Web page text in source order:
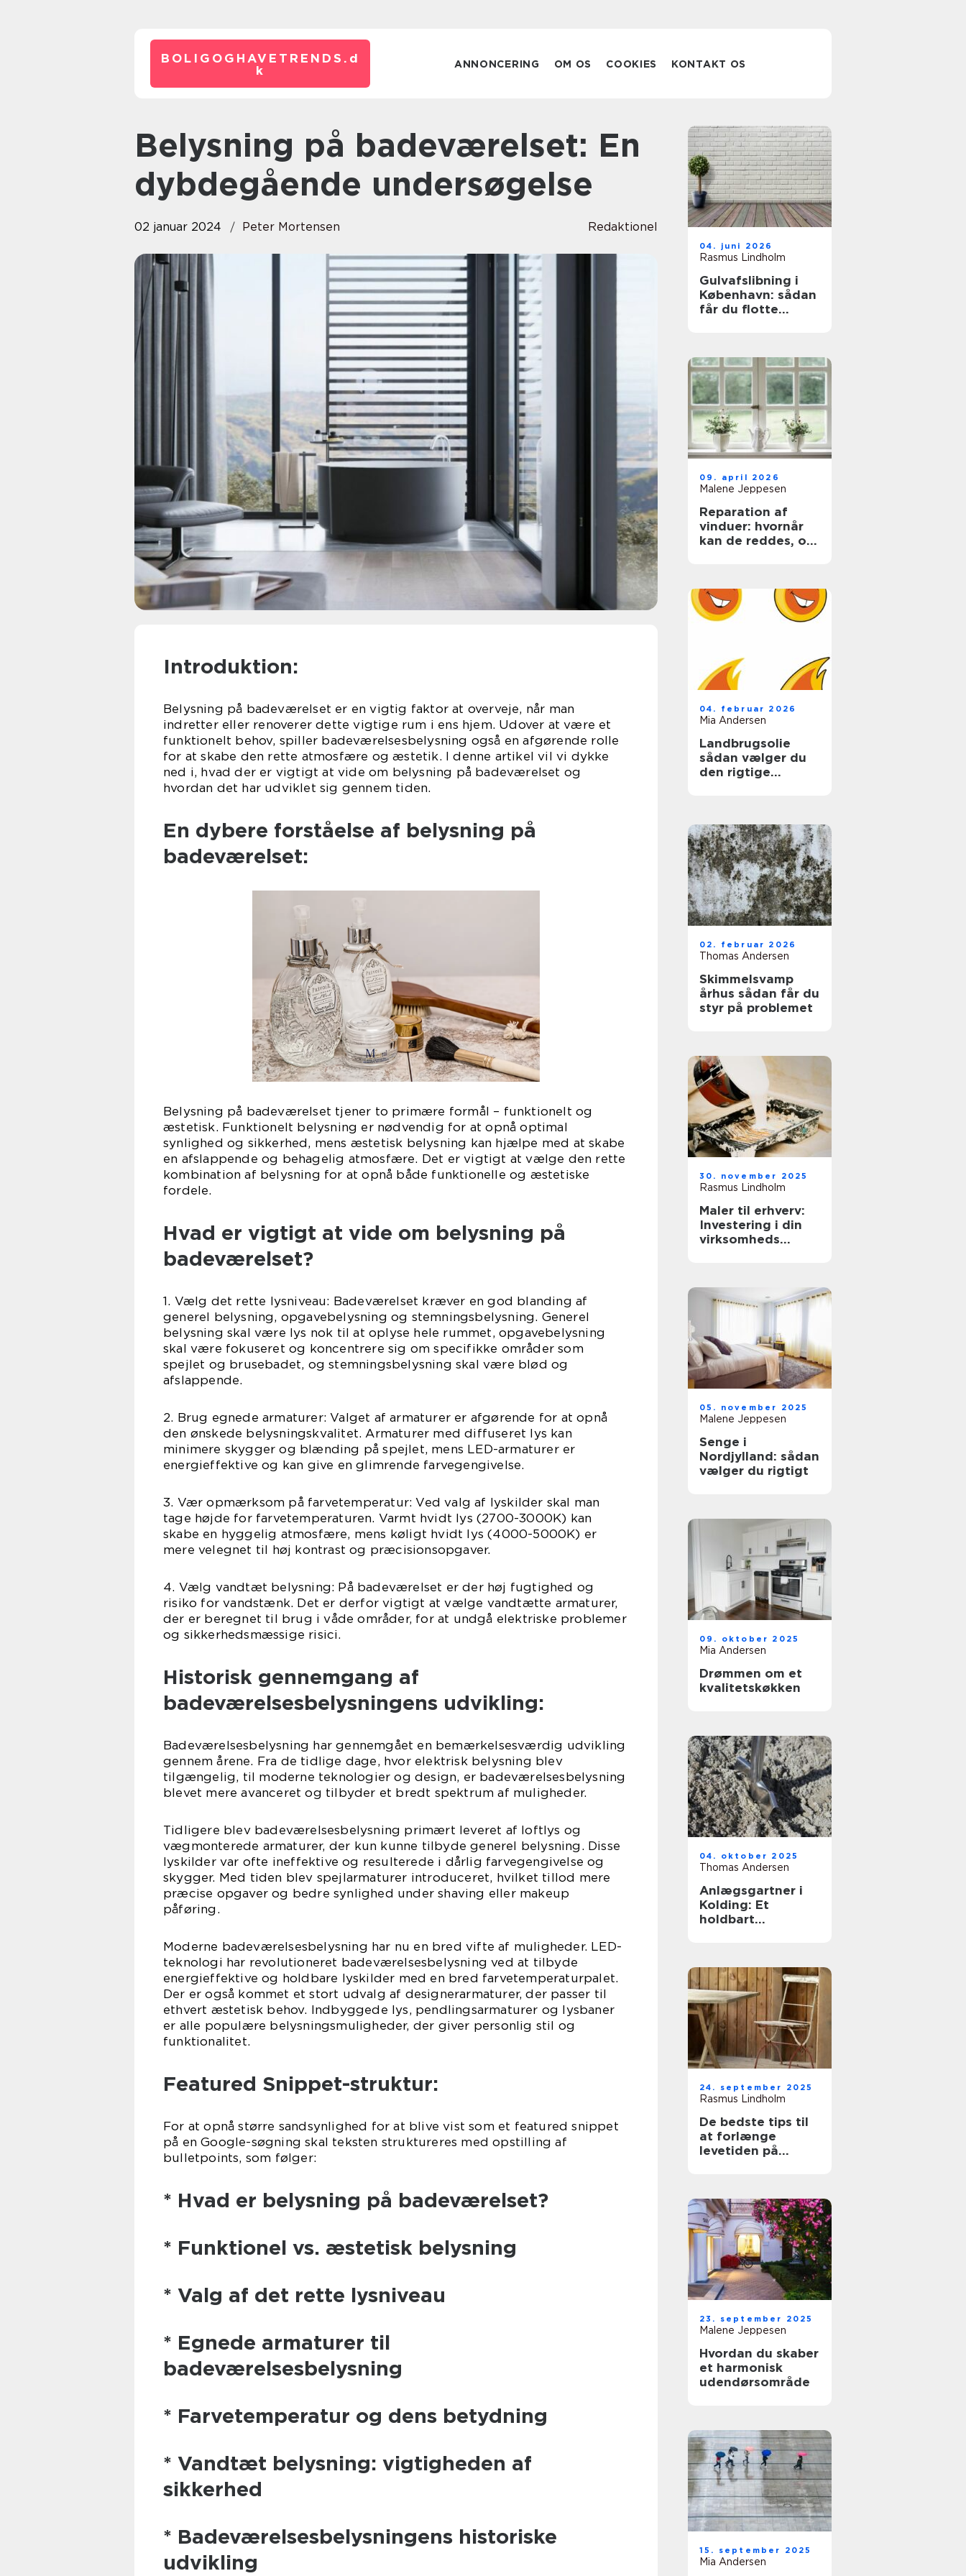
BOLIGOGHAVETRENDS. d
k
ANNONCERING OM OS COOKIES KONTAKT OS
Belysning på badeværelset: En
dybdegående undersøgelse
02 januar 2024 Peter Mortensen Redaktionel
Introduktion:
Belysning på badeværelset er en vigtig faktor at overveje, når man
indretter eller renoverer dette vigtige rum i ens hjem. Udover at være et
funktionelt behov, spiller badeværelsesbelysning også en afgørende rolle
for at skabe den rette atmosfære og æstetik. I denne artikel vil vi dykke
ned i, hvad der er vigtigt at vide om belysning på badeværelset og
hvordan det har udviklet sig gennem tiden.
En dybere forståelse af belysning på
badeværelset:
Belysning på badeværelset tjener to primære formål – funktionelt og
æstetisk. Funktionelt belysning er nødvendig for at opnå optimal
synlighed og sikkerhed, mens æstetisk belysning kan hjælpe med at skabe
en afslappende og behagelig atmosfære. Det er vigtigt at vælge den rette
kombination af belysning for at opnå både funktionelle og æstetiske
fordele.
Hvad er vigtigt at vide om belysning på
badeværelset?
1. Vælg det rette lysniveau: Badeværelset kræver en god blanding af
generel belysning, opgavebelysning og stemningsbelysning. Generel
belysning skal være lys nok til at oplyse hele rummet, opgavebelysning
skal være fokuseret og koncentrere sig om specifikke områder som
spejlet og brusebadet, og stemningsbelysning skal være blød og
afslappende.
2. Brug egnede armaturer: Valget af armaturer er afgørende for at opnå
den ønskede belysningskvalitet. Armaturer med diffuseret lys kan
minimere skygger og blænding på spejlet, mens LED-armaturer er
energieffektive og kan give en glimrende farvegengivelse.
3. Vær opmærksom på farvetemperatur: Ved valg af lyskilder skal man
tage højde for farvetemperaturen. Varmt hvidt lys (2700-3000K) kan
skabe en hyggelig atmosfære, mens køligt hvidt lys (4000-5000K) er
mere velegnet til høj kontrast og præcisionsopgaver.
4. Vælg vandtæt belysning: På badeværelset er der høj fugtighed og
risiko for vandstænk. Det er derfor vigtigt at vælge vandtætte armaturer,
der er beregnet til brug i våde områder, for at undgå elektriske problemer
og sikkerhedsmæssige risici.
Historisk gennemgang af
badeværelsesbelysningens udvikling:
Badeværelsesbelysning har gennemgået en bemærkelsesværdig udvikling
gennem årene. Fra de tidlige dage, hvor elektrisk belysning blev
tilgængelig, til moderne teknologier og design, er badeværelsesbelysning
blevet mere avanceret og tilbyder et bredt spektrum af muligheder.
Tidligere blev badeværelsesbelysning primært leveret af loftlys og
vægmonterede armaturer, der kun kunne tilbyde generel belysning. Disse
lyskilder var ofte ineffektive og resulterede i dårlig farvegengivelse og
skygger. Med tiden blev spejlarmaturer introduceret, hvilket tillod mere
præcise opgaver og bedre synlighed under shaving eller makeup
påføring.
Moderne badeværelsesbelysning har nu en bred vifte af muligheder. LED-
teknologi har revolutioneret badeværelsesbelysning ved at tilbyde
energieffektive og holdbare lyskilder med en bred farvetemperaturpalet.
Der er også kommet et stort udvalg af designerarmaturer, der passer til
ethvert æstetisk behov. Indbyggede lys, pendlingsarmaturer og lysbaner
er alle populære belysningsmuligheder, der giver personlig stil og
funktionalitet.
Featured Snippet-struktur:
For at opnå større sandsynlighed for at blive vist som et featured snippet
på en Google-søgning skal teksten struktureres med opstilling af
bulletpoints, som følger:
* Hvad er belysning på badeværelset?
* Funktionel vs. æstetisk belysning
* Valg af det rette lysniveau
* Egnede armaturer til
badeværelsesbelysning
* Farvetemperatur og dens betydning
* Vandtæt belysning: vigtigheden af
sikkerhed
* Badeværelsesbelysningens historiske
udvikling
04. juni 2026
Rasmus Lindholm
Gulvafslibning i
København: sådan
får du flotte
09. april 2026
Malene Jeppesen
Reparation af
vinduer: hvornår
kan de reddes, og
04. februar 2026
Mia Andersen
Landbrugsolie
sådan vælger du
den rigtige
02. februar 2026
Thomas Andersen
Skimmelsvamp
århus sådan får du
styr på problemet
30. november 2025
Rasmus Lindholm
Maler til erhverv:
Investering i din
virksomheds
05. november 2025
Malene Jeppesen
Senge i
Nordjylland: sådan
vælger du rigtigt
09. oktober 2025
Mia Andersen
Drømmen om et
kvalitetskøkken
04. oktober 2025
Thomas Andersen
Anlægsgartner i
Kolding: Et
holdbart
24. september 2025
Rasmus Lindholm
De bedste tips til
at forlænge
levetiden på
23. september 2025
Malene Jeppesen
Hvordan du skaber
et harmonisk
udendørsområde
15. september 2025
Mia Andersen